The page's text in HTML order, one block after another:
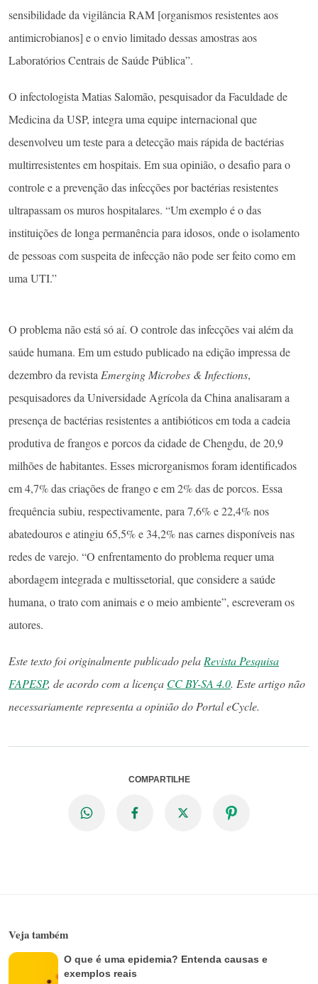
sensibilidade da vigilância RAM [organismos resistentes aos
antimicrobianos] e o envio limitado dessas amostras aos
Laboratórios Centrais de Saúde Pública”.
O infectologista Matias Salomão, pesquisador da Faculdade de
Medicina da USP, integra uma equipe internacional que
desenvolveu um teste para a detecção mais rápida de bactérias
multirresistentes em hospitais. Em sua opinião, o desafio para o
controle e a prevenção das infecções por bactérias resistentes
ultrapassam os muros hospitalares. “Um exemplo é o das
instituições de longa permanência para idosos, onde o isolamento
de pessoas com suspeita de infecção não pode ser feito como em
uma UTI.”
O problema não está só aí. O controle das infecções vai além da
saúde humana. Em um estudo publicado na edição impressa de
dezembro da revista Emerging Microbes & Infections,
pesquisadores da Universidade Agrícola da China analisaram a
presença de bactérias resistentes a antibióticos em toda a cadeia
produtiva de frangos e porcos da cidade de Chengdu, de 20,9
milhões de habitantes. Esses microrganismos foram identificados
em 4,7% das criações de frango e em 2% das de porcos. Essa
frequência subiu, respectivamente, para 7,6% e 22,4% nos
abatedouros e atingiu 65,5% e 34,2% nas carnes disponíveis nas
redes de varejo. “O enfrentamento do problema requer uma
abordagem integrada e multissetorial, que considere a saúde
humana, o trato com animais e o meio ambiente”, escreveram os
autores.
Este texto foi originalmente publicado pela Revista Pesquisa
FAPESP, de acordo com a licença CC BY-SA 4.0. Este artigo não
necessariamente representa a opinião do Portal eCycle.
COMPARTILHE
Veja também
O que é uma epidemia? Entenda causas e
exemplos reais